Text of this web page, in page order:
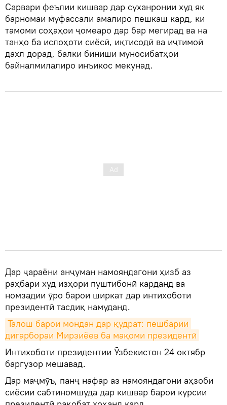
Сарвари феълии кишвар дар суханронии худ як
барномаи муфассали амалиро пешкаш кард, ки
тамоми соҳаҳои ҷомеаро дар бар мегирад ва на
танҳо ба ислоҳоти сиёсӣ, иқтисодӣ ва иҷтимоӣ
дахл дорад, балки биниши муносибатҳои
байналмилалиро инъикос мекунад.
Дар ҷараёни анҷуман намояндагони ҳизб аз
раҳбари худ изҳори пуштибонӣ карданд ва
номзадии ӯро барои ширкат дар интихоботи
президентӣ тасдиқ намуданд.
Талош барои мондан дар қудрат: пешбарии
дигарбораи Мирзиёев ба мақоми президентӣ
Интихоботи президентии Ӯзбекистон 24 октябр
баргузор мешавад.
Дар маҷмӯъ, панҷ нафар аз намояндагони аҳзоби
сиёсии сабтиномшуда дар кишвар барои курсии